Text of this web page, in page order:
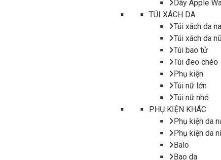
Dây Apple
TÚI XÁCH DA
Túi xách da
Túi xách da
Túi bao tử
Túi đeo chéo
Phụ kiện
Túi nữ lớn
Túi nữ nhỏ
PHỤ KIỆN KHÁC
Phụ kiện da
Phụ kiện da
Balo
Bao da